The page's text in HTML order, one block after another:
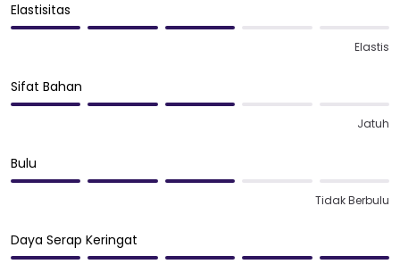
Elastisitas
Elastis
Sifat Bahan
Jatuh
Bulu
Tidak Berbulu
Daya Serap Keringat